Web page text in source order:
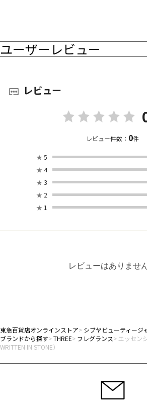
ユーザーレビュー
レビュー
レビュー件数： 0件
★ 5
★ 4
★ 3
★ 2
★ 1
レビューはありません
東急百貨店オンラインストア
シブヤビューティージ
ブランドから探す THREE フレグランス
エッセン
WRITTEN IN STONE）